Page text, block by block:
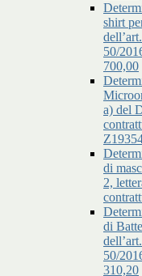
shirt
50/
700,00
a) del
di
2,
di
50/
310,20